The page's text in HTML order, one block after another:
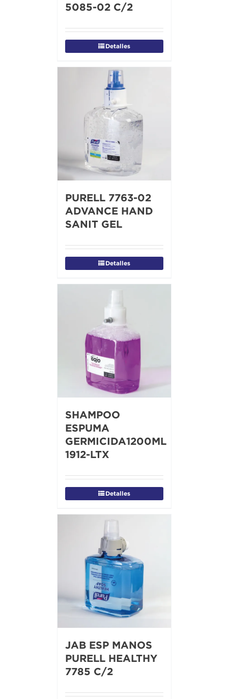
5085-02 C/2
Detalles
PURELL 7763-02
ADVANCE HAND
SANIT GEL
Detalles
SHAMPOO
ESPUMA
GERMICIDA1200ML
1912-LTX
Detalles
JAB ESP MANOS
PURELL HEALTHY
7785 C/2